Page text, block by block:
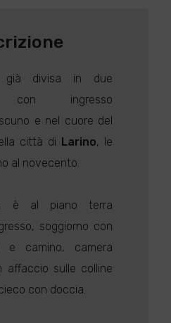
già divisa in due
con ingresso
e nel cuore del
città di Larino, le
al novecento.
è al piano terra
soggiorno con
camino, camera
affaccio sulle colline
con doccia.